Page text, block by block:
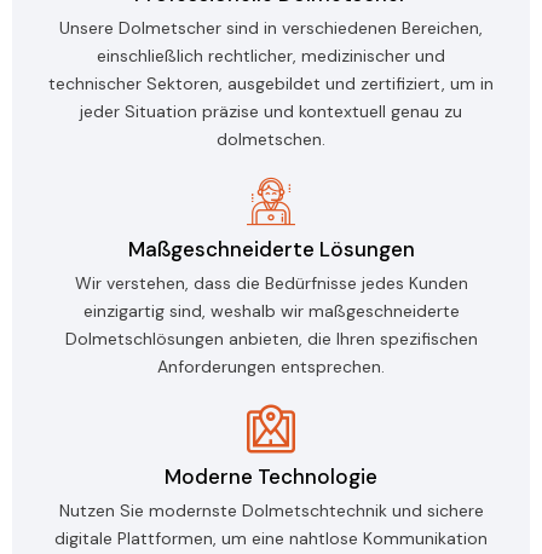
Unsere Dolmetscher sind in verschiedenen Bereichen,
einschließlich rechtlicher, medizinischer und
technischer Sektoren, ausgebildet und zertifiziert, um in
jeder Situation präzise und kontextuell genau zu
dolmetschen.
Maßgeschneiderte Lösungen
Wir verstehen, dass die Bedürfnisse jedes Kunden
einzigartig sind, weshalb wir maßgeschneiderte
Dolmetschlösungen anbieten, die Ihren spezifischen
Anforderungen entsprechen.
Moderne Technologie
Nutzen Sie modernste Dolmetschtechnik und sichere
digitale Plattformen, um eine nahtlose Kommunikation